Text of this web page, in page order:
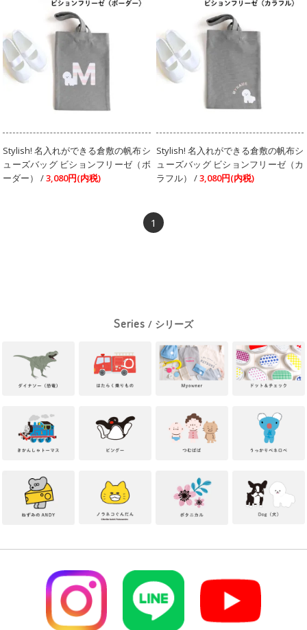
Stylish! 名入れができる倉敷の帆布シ
ューズバッグ ビションフリーゼ（ボ
ーダー） /3,080円(内税)
Stylish! 名入れができる倉敷の帆布シ
ューズバッグ ビションフリーゼ（カ
ラフル） /3,080円(内税)
1
Series / シリーズ